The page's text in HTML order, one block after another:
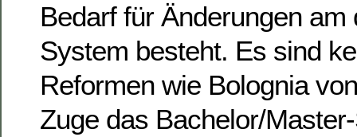
Bedarf für Änderungen am
System besteht. Es sind
Reformen wie Bolognia
Zuge das Bachelor/